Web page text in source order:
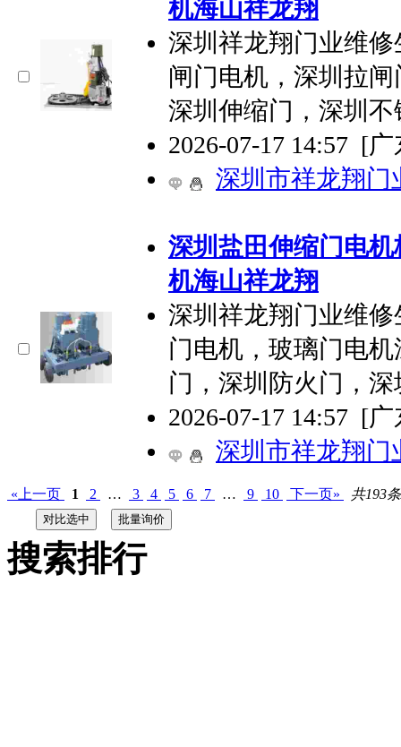
机海山祥龙翔
深圳祥龙翔门业维
闸门电机，深圳拉
深圳伸缩门，深圳
2026-07-17 14:57 [广
深圳市祥龙翔门
深圳盐田伸缩门电
机海山祥龙翔
深圳祥龙翔门业维
门电机，玻璃门电
门，深圳防火门，
2026-07-17 14:57 [广
深圳市祥龙翔门
«上一页 1 2 … 3 4 5 6 7 … 9 10 下一页» 共193
搜索排行